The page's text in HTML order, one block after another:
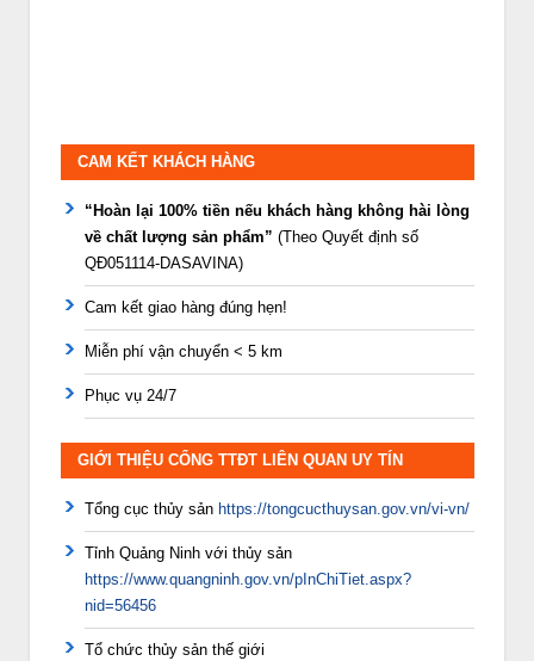
CAM KẾT KHÁCH HÀNG
“Hoàn lại 100% tiền nếu khách hàng không hài lòng
về chất lượng sản phẩm” (Theo Quyết định số
QĐ051114-DASAVINA)
Cam kết giao hàng đúng hẹn!
Miễn phí vận chuyển < 5 km
Phục vụ 24/7
GIỚI THIỆU CỔNG TTĐT LIÊN QUAN UY TÍN
Tổng cục thủy sản https://tongcucthuysan.gov.vn/vi-vn/
Tỉnh Quảng Ninh với thủy sản
https://www.quangninh.gov.vn/pInChiTiet.aspx?
nid=56456
Tổ chức thủy sản thế giới